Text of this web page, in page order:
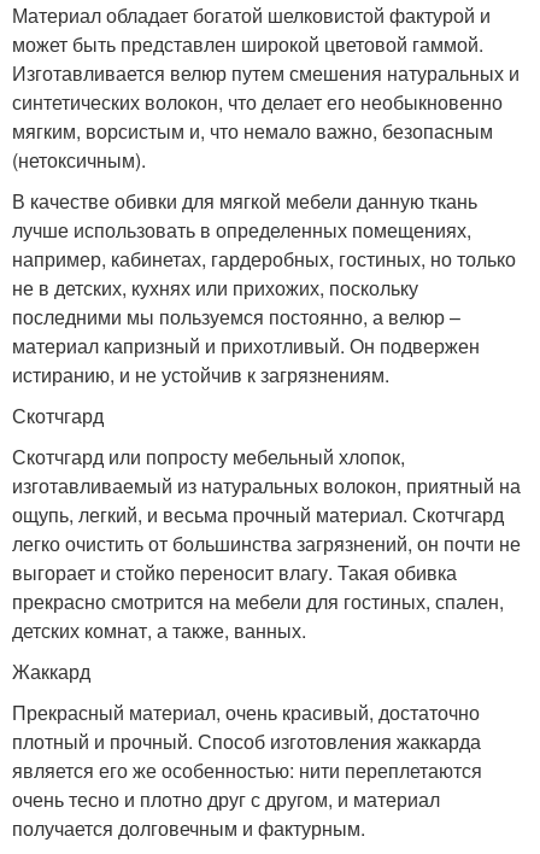
Материал обладает богатой шелковистой фактурой и
может быть представлен широкой цветовой гаммой.
Изготавливается велюр путем смешения натуральных и
синтетических волокон, что делает его необыкновенно
мягким, ворсистым и, что немало важно, безопасным
(нетоксичным).
В качестве обивки для мягкой мебели данную ткань
лучше использовать в определенных помещениях,
например, кабинетах, гардеробных, гостиных, но только
не в детских, кухнях или прихожих, поскольку
последними мы пользуемся постоянно, а велюр –
материал капризный и прихотливый. Он подвержен
истиранию, и не устойчив к загрязнениям.
Скотчгард
Скотчгард или попросту мебельный хлопок,
изготавливаемый из натуральных волокон, приятный на
ощупь, легкий, и весьма прочный материал. Скотчгард
легко очистить от большинства загрязнений, он почти не
выгорает и стойко переносит влагу. Такая обивка
прекрасно смотрится на мебели для гостиных, спален,
детских комнат, а также, ванных.
Жаккард
Прекрасный материал, очень красивый, достаточно
плотный и прочный. Способ изготовления жаккарда
является его же особенностью: нити переплетаются
очень тесно и плотно друг с другом, и материал
получается долговечным и фактурным.